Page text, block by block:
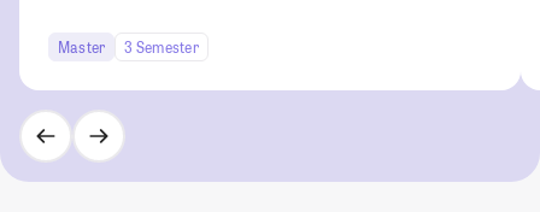
Master 3 Semester